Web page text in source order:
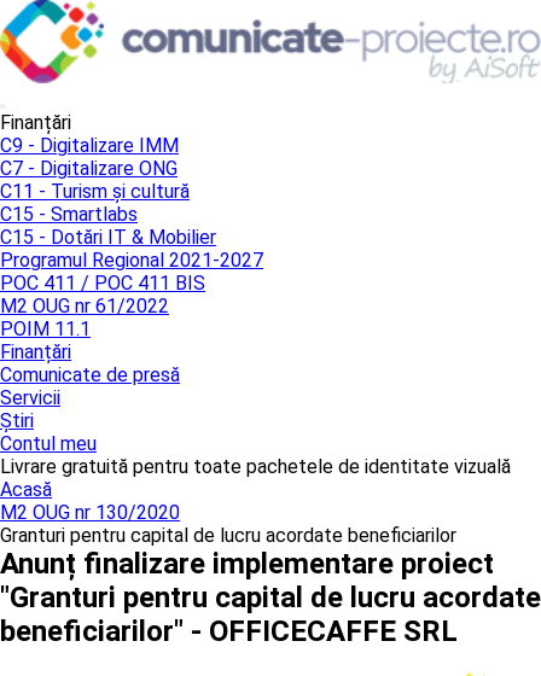
Finanțări
C9 - Digitalizare IMM
C7 - Digitalizare ONG
C11 - Turism și cultură
C15 - Smartlabs
C15 - Dotări IT & Mobilier
Programul Regional 2021-2027
POC 411 / POC 411 BIS
M2 OUG nr 61/2022
POIM 11.1
Finanțări
Comunicate de presă
Servicii
Știri
Contul meu
Livrare gratuită pentru toate pachetele de identitate vizuală
Acasă
M2 OUG nr 130/2020
Granturi pentru capital de lucru acordate beneficiarilor
Anunț finalizare implementare proiect
"Granturi pentru capital de lucru acordate
beneficiarilor" - OFFICECAFFE SRL